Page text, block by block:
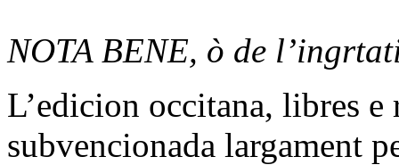
NOTA BENE, ò de
L’edicion occitana, libres e
subvencionada largament